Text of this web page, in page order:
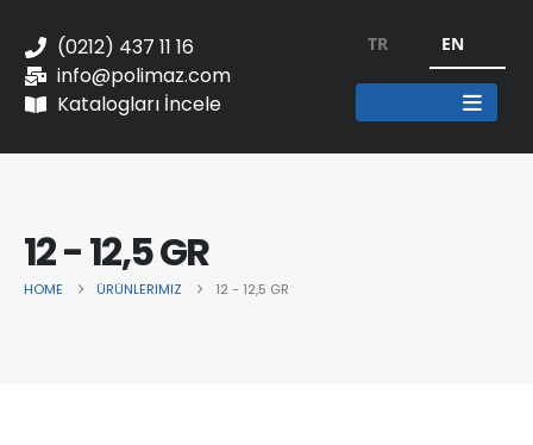
(0212) 437 11 16
info@polimaz.com
Katalogları İncele
TR EN
12 - 12,5 GR
HOME ÜRÜNLERIMIZ 12 - 12,5 GR